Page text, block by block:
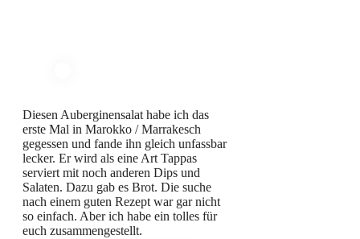
Diesen Auberginensalat habe ich das
erste Mal in Marokko / Marrakesch
gegessen und fande ihn gleich unfassbar
lecker. Er wird als eine Art Tappas
serviert mit noch anderen Dips und
Salaten. Dazu gab es Brot. Die suche
nach einem guten Rezept war gar nicht
so einfach. Aber ich habe ein tolles für
euch zusammengestellt.